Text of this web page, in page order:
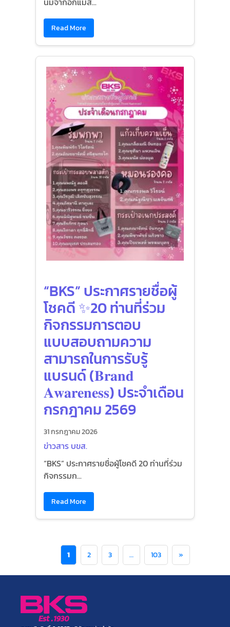
Read More
“BKS” ประกาศรายชื่อผู้
โชคดี ✨20 ท่านที่ร่วม
กิจกรรมการตอบ
แบบสอบถามความ
สามารถในการรับรู้
แบรนด์ (𝐁𝐫𝐚𝐧𝐝
𝐀𝐰𝐚𝐫𝐞𝐧𝐞𝐬𝐬) ประจำเดือน
กรกฎาคม 2569
31 กรกฎาคม 2026
ข่าวสาร บขส.
“BKS” ประกาศรายชื่อผู้โชคดี 20 ท่านที่ร่วม
กิจกรรมก...
Read More
1 2 3 … 103 »